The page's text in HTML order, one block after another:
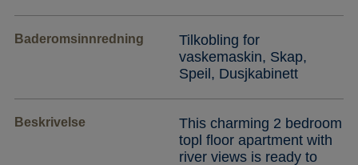
Baderomsinnredning
Tilkobling for
vaskemaskin, Skap,
Speil, Dusjkabinett
Beskrivelse
This charming 2 bedroom
topl floor apartment with
river views is ready to